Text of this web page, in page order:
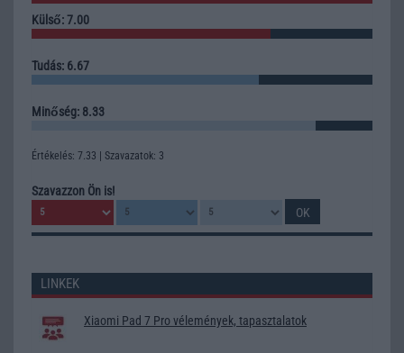
Külső: 7.00
Tudás: 6.67
Minőség: 8.33
Értékelés: 7.33 | Szavazatok: 3
Szavazzon Ön is!
LINKEK
Xiaomi Pad 7 Pro vélemények, tapasztalatok